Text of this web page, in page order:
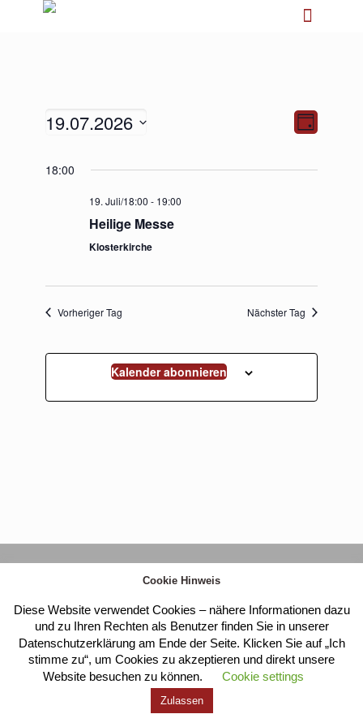
Ansichten-
Navigation
Ansichten-
Tag
19.07.2026
wählen.
18:00
19. Juli/18:00 - 19:00
Heilige Messe
Klosterkirche
Vorheriger Tag Nächster Tag
Kalender abonnieren
Kloster Heilig Kreuz |Impressum
Cookie Hinweis
Diese Website verwendet Cookies – nähere Informationen dazu
und zu Ihren Rechten als Benutzer finden Sie in unserer
Datenschutzerklärung am Ende der Seite. Klicken Sie auf „Ich
stimme zu“, um Cookies zu akzeptieren und direkt unsere
Website besuchen zu können.
Cookie settings
Zulassen